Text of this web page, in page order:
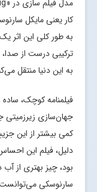
کار یعنی مایکل
به طور کلی این اثر
ترکیبی درست از صدا،
به این دنیا منتقل
فیلمنامه کوچک، ساده
جهان‌سازی زیرزمیتی
کمی بیشتر از این
دلیل، فیلم این
بود، چیز بهتری از
سارنوسکی می‌توانست